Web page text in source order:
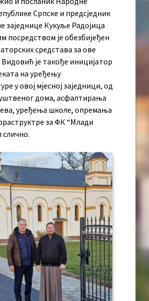
Српске и предсједник
заједнице Кукуље Радојица
посредством је обезбијеђен
средстава за ове
Видовић је такође иницијатор
на уређењу
у овој мјесној заједници, од
дома, асфалтирања
уређења школе, опремања
за ФК “Млади
слично.